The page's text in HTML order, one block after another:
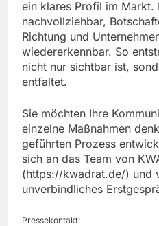
ein klares Profil im Markt.
nachvollziehbar,
Richtung und
wiedererkennbar. So
nicht nur sichtbar ist,
entfaltet.
Sie möchten Ihre
einzelne Maßnahmen
geführten Prozess
sich an das Team von
(https://kwadrat.de/) und
unverbindliches
Pressekontakt: